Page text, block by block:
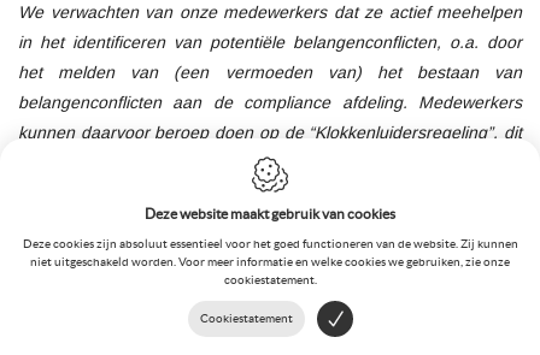
We verwachten van onze medewerkers dat ze actief meehelpen
in het identificeren van potentiële belangenconflicten, o.a. door
het melden van (een vermoeden van) het bestaan van
belangenconflicten aan de compliance afdeling. Medewerkers
kunnen daarvoor beroep doen op de “Klokkenluidersregeling”, dit
is een interne alarmprocedure die medewerkers kunnen
gebruiken om situaties die de belangen van klanten (kunnen)
schaden, te melden in alle discretie.
Onze medewerkers dienen de gedragsregels en procedures na te
leven ter voorkoming van potentiële belangenconflicten met
betrekking tot eventuele bijkomende beroepsactiviteiten buiten de
Deze website maakt gebruik van cookies
Deze cookies zijn absoluut essentieel voor het goed functioneren van de website. Zij kunnen
niet uitgeschakeld worden. Voor meer informatie en welke cookies we gebruiken, zie onze
cookiestatement.
Cookiestatement